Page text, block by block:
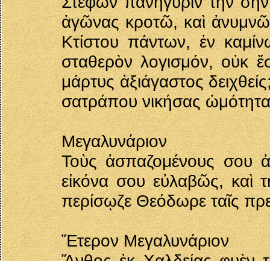
ἀγῶνας κροτῶ, καὶ
Κτίστου πάντων, ἐν
σταθερὸν λογισμόν, οὐκ
μάρτυς ἀξιάγαστος
σατράπου νικήσας
Μεγαλυνάριον
Τοὺς ἀσπαζομένους σου
εἰκόνα σου εὐλαβῶς, καὶ
περίσῳζε Θεόδωρε ταῖς
Ἕτερον Μεγαλυνάριον